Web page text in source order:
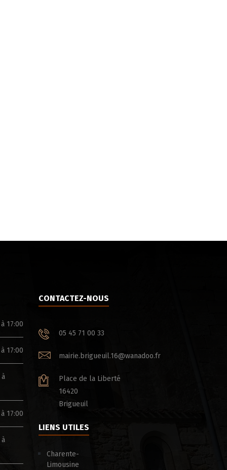
17:00
17:00
17:00
CONTACTEZ-NOUS
05 45 71 00 33
mairie.brigueuil.16@wanadoo.fr
Place de la Liberté
16420
Brigueuil
LIENS UTILES
Charente-
Limousine